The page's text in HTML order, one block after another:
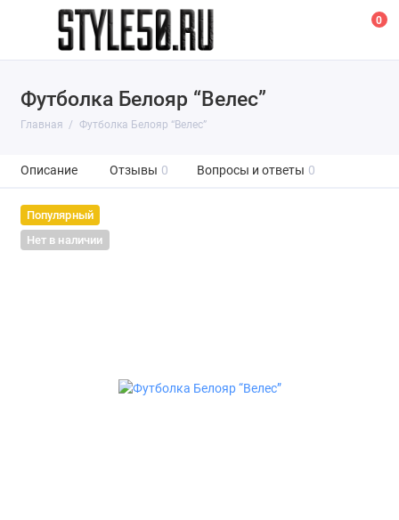
0
Футболка Белояр “Велес”
Главная Футболка Белояр “Велес”
Описание Отзывы 0 Вопросы и ответы 0
Популярный
Нет в наличии